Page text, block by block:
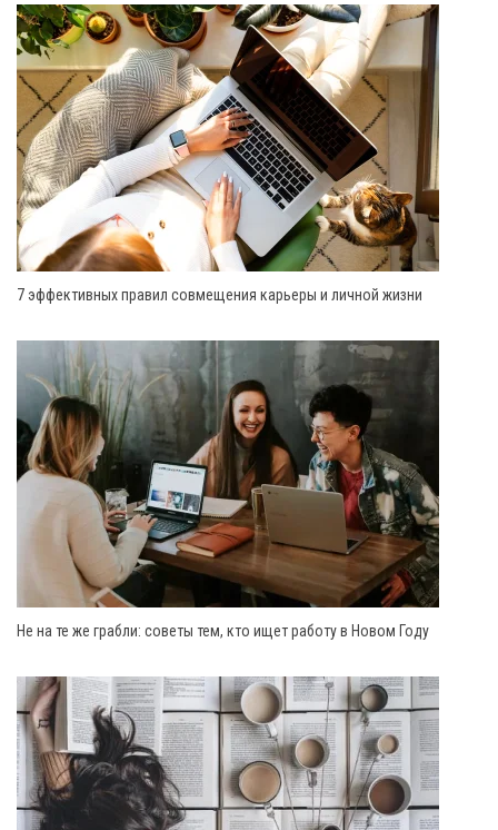
7 эффективных правил совмещения карьеры и личной жизни
Не на те же грабли: советы тем, кто ищет работу в Новом Году